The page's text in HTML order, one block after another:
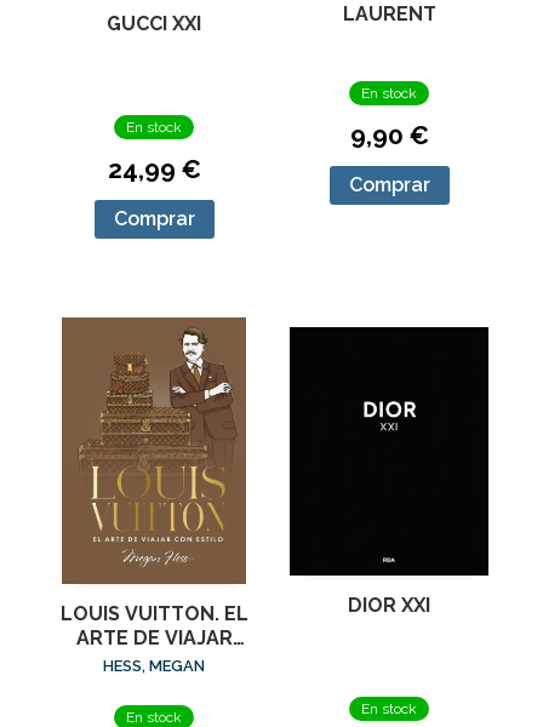
GUCCI XXI
En stock
24,99 €
Comprar
LAURENT
En stock
9,90 €
Comprar
LOUIS VUITTON. EL
ARTE DE VIAJAR
CON ESTILO
HESS, MEGAN
En stock
DIOR XXI
En stock